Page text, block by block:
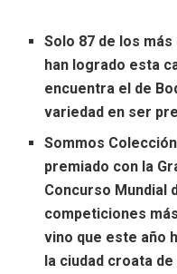
Solo 87 de los
han logrado esta
encuentra el de
variedad en ser
Sommos
premiado con la
Concurso Mundial
competiciones
vino que este año
la ciudad croata